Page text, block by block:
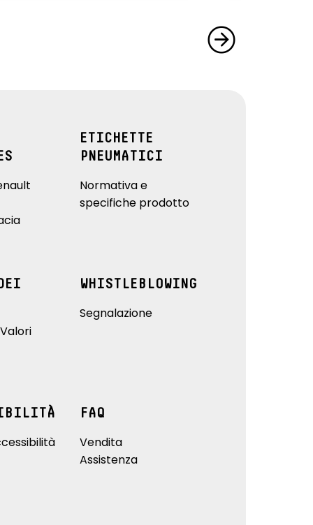
ETICHETTE
PNEUMATICI
Normativa e
specifiche prodotto
WHISTLEBLOWING
Segnalazione
FAQ
Vendita
Assistenza